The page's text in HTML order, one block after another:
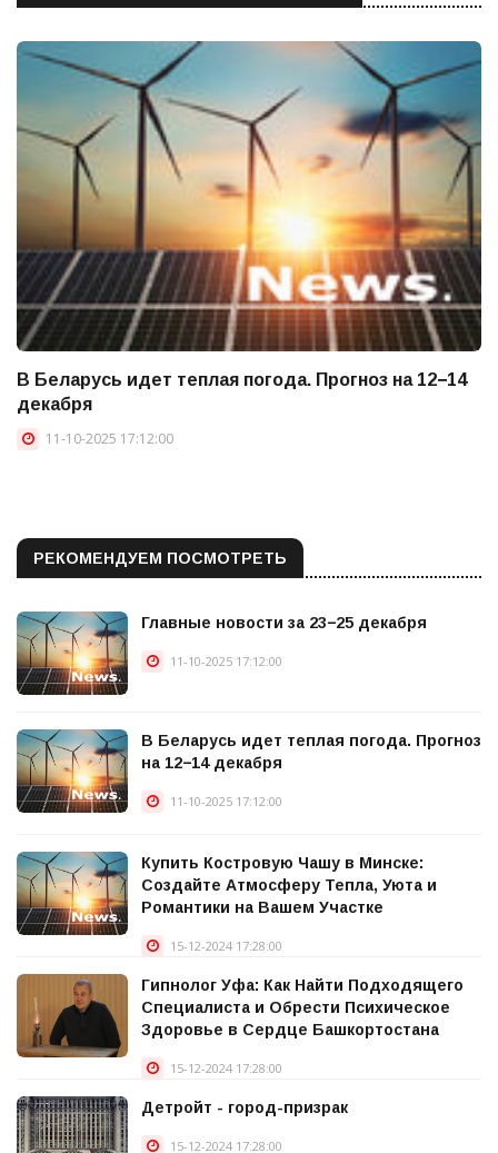
В Беларусь идет теплая погода. Прогноз на 12−14
декабря
11-10-2025 17:12:00
РЕКОМЕНДУЕМ ПОСМОТРЕТЬ
Главные новости за 23−25 декабря
11-10-2025 17:12:00
В Беларусь идет теплая погода. Прогноз
на 12−14 декабря
11-10-2025 17:12:00
Купить Костровую Чашу в Минске:
Создайте Атмосферу Тепла, Уюта и
Романтики на Вашем Участке
15-12-2024 17:28:00
Гипнолог Уфа: Как Найти Подходящего
Специалиста и Обрести Психическое
Здоровье в Сердце Башкортостана
15-12-2024 17:28:00
Детройт - город-призрак
15-12-2024 17:28:00